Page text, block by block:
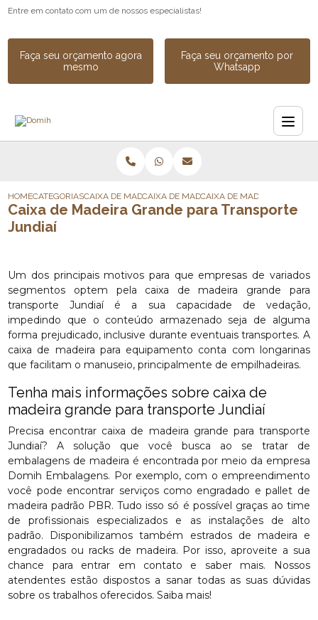
Entre em contato com um de nossos especialistas!
Faça seu orçamento agora
mesmo
Faça seu orçamento por
Whatsapp
HOMECATEGORIASCAIXA DE MADEIRACAIXA DE MADEIRA PARA EQUIPAMENTOS
CAIXA DE MADEIRA GRANDE
Caixa de Madeira Grande para Transporte
Jundiaí
Um dos principais motivos para que empresas de variados
segmentos optem pela caixa de madeira grande para
transporte Jundiaí é a sua capacidade de vedação,
impedindo que o conteúdo armazenado seja de alguma
forma prejudicado, inclusive durante eventuais transportes. A
caixa de madeira para equipamento conta com longarinas
que facilitam o manuseio, principalmente de empilhadeiras.
Tenha mais informações sobre caixa de
madeira grande para transporte Jundiaí
Precisa encontrar caixa de madeira grande para transporte
Jundiaí? A solução que você busca ao se tratar de
embalagens de madeira é encontrada por meio da empresa
Domih Embalagens. Por exemplo, com o empreendimento
você pode encontrar serviços como engradado e pallet de
madeira padrão PBR. Tudo isso só é possível graças ao time
de profissionais especializados e as instalações de alto
padrão. Disponibilizamos também estrados de madeira e
engradados ou racks de madeira. Por isso, aproveite a sua
chance para entrar em contato e saber mais. Nossos
atendentes estão dispostos a sanar todas as suas dúvidas
sobre os trabalhos oferecidos. Saiba mais!